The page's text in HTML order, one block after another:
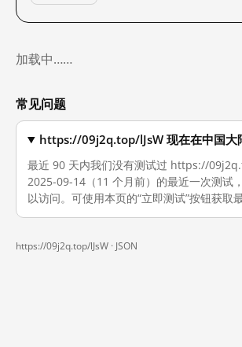
加载中……
常见问题
https://09j2q.top/lJsW 现在在中国大
最近 90 天内我们没有测试过 https://
2025-09-14（11 个月前）的最近一次测试
以访问。可使用本页的“立即测试”按钮获取
https://09j2q.top/lJsW · JSON